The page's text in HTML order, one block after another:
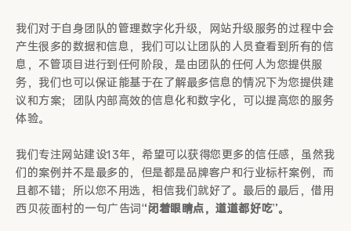
我们对于自身团队的管理数字化升级，网站升级服务的过程中会
产生很多的数据和信息，我们可以让团队的人员查看到所有的信
息，不管项目进行到任何阶段，是由团队的任何人为您提供服
务，我们也可以保证能基于在了解最多信息的情况下为您提供建
议和方案；团队内部高效的信息化和数字化，可以提高您的服务
体验。
我们专注网站建设13年，希望可以获得您更多的信任感，虽然我
们的案例并不是最多的，但是都是品牌客户和行业标杆案例，而
且都不错；所以您不用选，相信我们就好了。最后的最后，借用
西贝莜面村的一句广告词“闭着眼睛点，道道都好吃”。